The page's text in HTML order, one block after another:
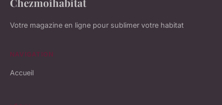
Votre magazine en ligne pour sublimer votre habitat
NAVIGATION
Accueil